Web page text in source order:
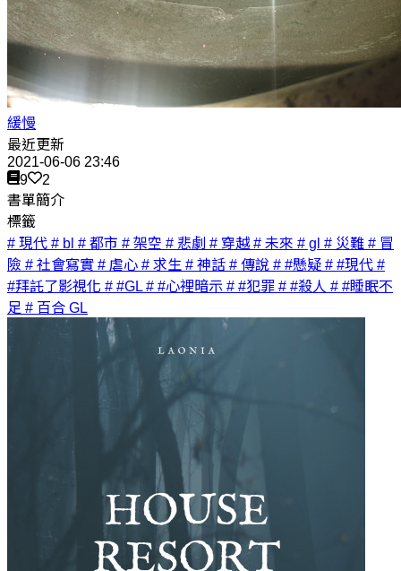
緩慢
最近更新
2021-06-06 23:46
9
2
書單簡介
標籤
# 現代 # bl # 都市 # 架空 # 悲劇 # 穿越# 未來 # gl # 災難 # 冒
險 # 社會寫實 # 虐心 # 求生 # 神話 # 傳說 # #懸疑 # #現代 #
#拜託了影視化 # #GL # #心裡暗示 # #犯罪 # #殺人 # #睡眠不
足 # 百合 GL